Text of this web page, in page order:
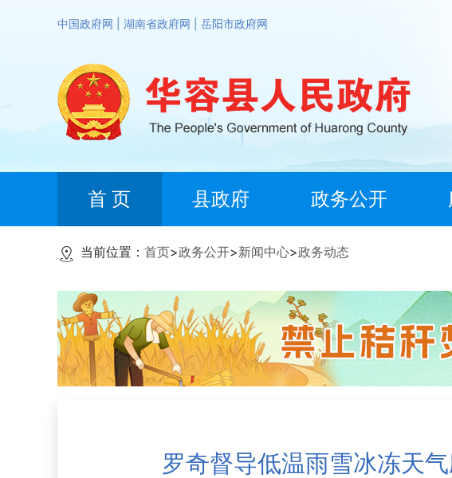
中国政府网 湖南省政府网 岳阳市政府网
首 页 县政府 政务公开
当前位置： 首页>政务公开>新闻中心>政务动态
罗奇督导低温雨雪冰冻天